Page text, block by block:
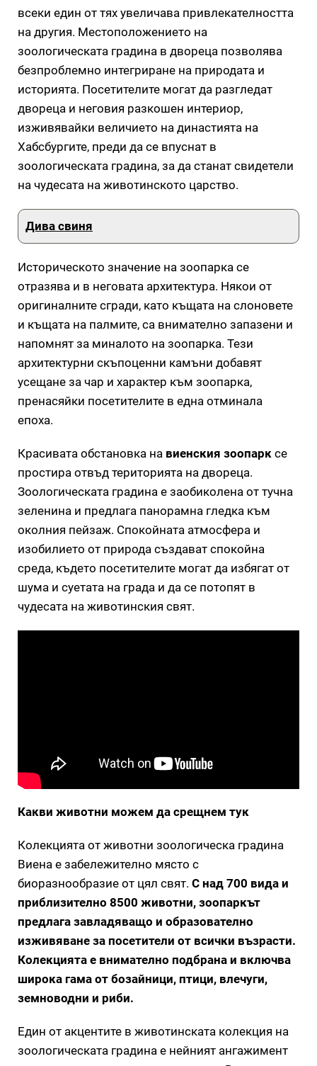
всеки един от тях увеличава привлекателността
на другия. Местоположението на
зоологическата градина в двореца позволява
безпроблемно интегриране на природата и
историята. Посетителите могат да разгледат
двореца и неговия разкошен интериор,
изживявайки величието на династията на
Хабсбургите, преди да се впуснат в
зоологическата градина, за да станат свидетели
на чудесата на животинското царство.
Дива свиня
Историческото значение на зоопарка се
отразява и в неговата архитектура. Някои от
оригиналните сгради, като къщата на слоновете
и къщата на палмите, са внимателно запазени и
напомнят за миналото на зоопарка. Тези
архитектурни скъпоценни камъни добавят
усещане за чар и характер към зоопарка,
пренасяйки посетителите в една отминала
епоха.
Красивата обстановка на виенския зоопарк се
простира отвъд територията на двореца.
Зоологическата градина е заобиколена от тучна
зеленина и предлага панорамна гледка към
околния пейзаж. Спокойната атмосфера и
изобилието от природа създават спокойна
среда, където посетителите могат да избягат от
шума и суетата на града и да се потопят в
чудесата на животинския свят.
Какви животни можем да срещнем тук
Колекцията от животни зоологическа градина
Виена е забележително място с
биоразнообразие от цял свят. С над 700 вида и
приблизително 8500 животни, зоопаркът
предлага завладяващо и образователно
изживяване за посетители от всички възрасти.
Колекцията е внимателно подбрана и включва
широка гама от бозайници, птици, влечуги,
земноводни и риби.
Един от акцентите в животинската колекция на
зоологическата градина е нейният ангажимент